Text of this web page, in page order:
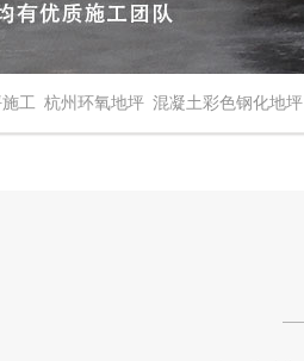
工 杭州环氧地坪 混凝土彩色钢化地坪